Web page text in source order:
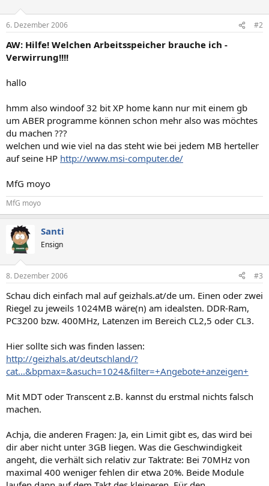
6. Dezember 2006 #2
AW: Hilfe! Welchen Arbeitsspeicher brauche ich -
Verwirrung!!!!
hallo
hmm also windoof 32 bit XP home kann nur mit einem gb
um ABER programme können schon mehr also was möchtes
du machen ???
welchen und wie viel na das steht wie bei jedem MB herteller
auf seine HP http://www.msi-computer.de/
MfG moyo
MfG moyo
Santi
Ensign
8. Dezember 2006 #3
Schau dich einfach mal auf geizhals.at/de um. Einen oder zwei
Riegel zu jeweils 1024MB wäre(n) am idealsten. DDR-Ram,
PC3200 bzw. 400MHz, Latenzen im Bereich CL2,5 oder CL3.
Hier sollte sich was finden lassen:
http://geizhals.at/deutschland/?
cat...&bpmax=&asuch=1024&filter=+Angebote+anzeigen+
Mit MDT oder Transcent z.B. kannst du erstmal nichts falsch
machen.
Achja, die anderen Fragen: Ja, ein Limit gibt es, das wird bei
dir aber nicht unter 3GB liegen. Was die Geschwindigkeit
angeht, die verhält sich relativ zur Taktrate: Bei 70MHz von
maximal 400 weniger fehlen dir etwa 20%. Beide Module